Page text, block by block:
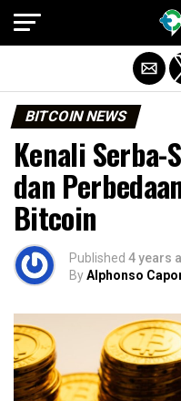
BITCOIN NEWS
Kenali
dan
Bitcoin
Published 4 years
ByAlphonso
Exit